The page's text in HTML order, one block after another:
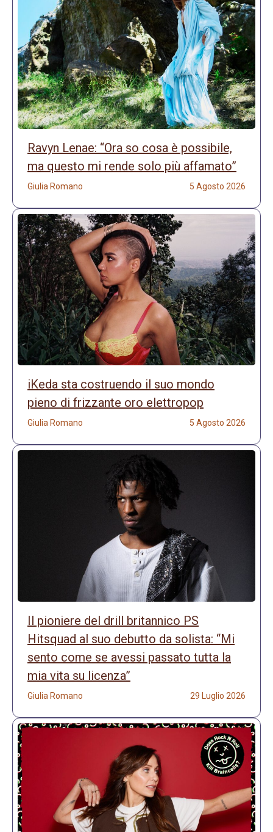
Ravyn Lenae: “Ora so cosa è possibile,
ma questo mi rende solo più affamato”
Giulia Romano 5 Agosto 2026
iKeda sta costruendo il suo mondo
pieno di frizzante oro elettropop
Giulia Romano 5 Agosto 2026
Il pioniere del drill britannico PS
Hitsquad al suo debutto da solista: “Mi
sento come se avessi passato tutta la
mia vita su licenza”
Giulia Romano 29 Luglio 2026